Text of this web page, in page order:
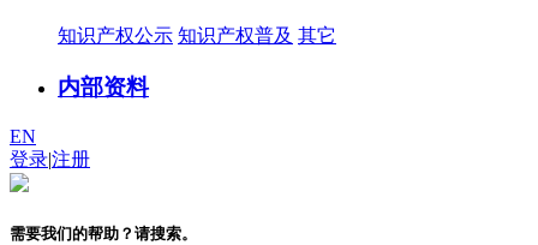
知识产权公示 知识产权普及 其它
内部资料
EN
登录|注册
需要我们的帮助？请搜索。